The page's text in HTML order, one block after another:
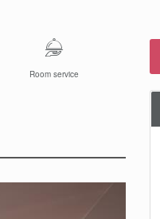
Room service